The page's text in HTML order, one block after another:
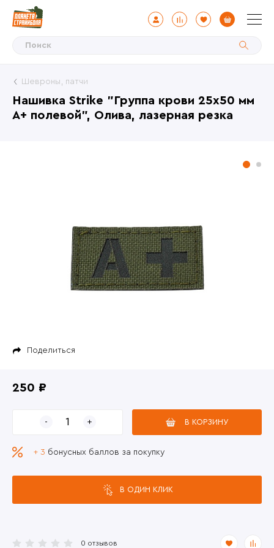
Нашивка Strike "Группа крови 25х50 мм
А+ полевой", Олива, лазерная резка
Шевроны, патчи
Поделиться
0 отзывов
250 ₽
В КОРЗИНУ
+ 3 бонусных баллов за покупку
В ОДИН КЛИК